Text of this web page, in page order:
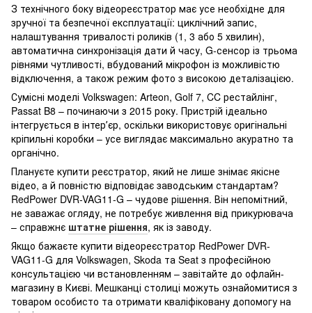
З технічного боку відеореєстратор має усе необхідне для
зручної та безпечної експлуатації: циклічний запис,
налаштування тривалості роликів (1, 3 або 5 хвилин),
автоматична синхронізація дати й часу, G-сенсор із трьома
рівнями чутливості, вбудований мікрофон із можливістю
відключення, а також режим фото з високою деталізацією.
Сумісні моделі Volkswagen: Arteon, Golf 7, CC рестайлінг,
Passat B8 – починаючи з 2015 року. Пристрій ідеально
інтегрується в інтерʼєр, оскільки використовує оригінальні
кріпильні коробки – усе виглядає максимально акуратно та
органічно.
Плануєте купити реєстратор, який не лише знімає якісне
відео, а й повністю відповідає заводським стандартам?
RedPower DVR-VAG11-G – чудове рішення. Він непомітний,
не заважає огляду, не потребує живлення від прикурювача
– справжнє штатне рішення, як із заводу.
Якщо бажаєте купити відеореєстратор RedPower DVR-
VAG11-G для Volkswagen, Skoda та Seat з професійною
консультацією чи встановленням – завітайте до офлайн-
магазину в Києві. Мешканці столиці можуть ознайомитися з
товаром особисто та отримати кваліфіковану допомогу на